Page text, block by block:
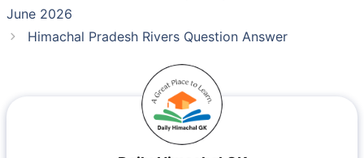
June 2026
Himachal Pradesh Rivers Question Answer